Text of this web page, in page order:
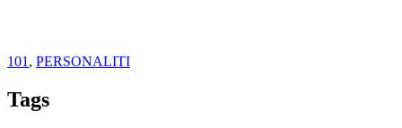
101 , PERSONALITI
Tags